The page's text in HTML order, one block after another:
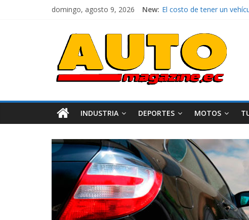
domingo, agosto 9, 2026 New: El costo de tener un
¿Qué puede pasar con tu
La Vuelta al Ecuador
La FEDAK recibe 12
INDUSTRIA DEPORTES MOTOS
Movilidad Varios Movilidad Turismo